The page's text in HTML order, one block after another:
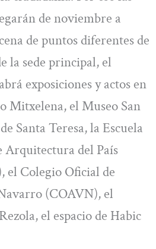
de noviembre a
de puntos diferentes de
la sede principal, el
exposiciones y actos en
Mitxelena, el Museo San
Santa Teresa, la Escuela
Arquitectura del País
el Colegio Oficial de
(COAVN), el
el espacio de Habic